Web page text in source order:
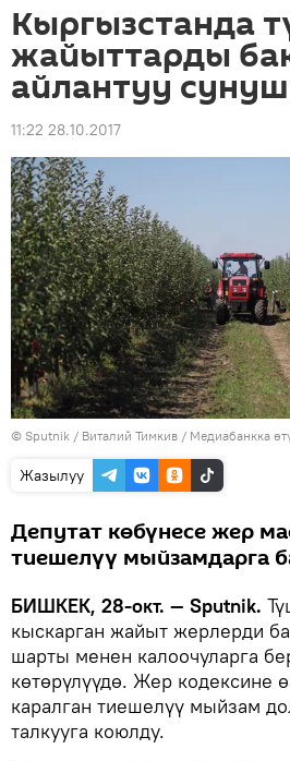
Кыргызстанда
жайыттарды
айлантуу
11:22 28.10.2017
© Sputnik / Виталий Тимкив / Медиабанкка
Жазылуу
Депутат көбүнесе жер
тиешелүү мыйзамдарга
БИШКЕК, 28-окт. — Sputnik.
кыскарган жайыт жерлерди
шарты менен калоочуларга
көтөрүлүүдө. Жер кодексине
каралган тиешелүү мыйзам
талкууга коюлду.